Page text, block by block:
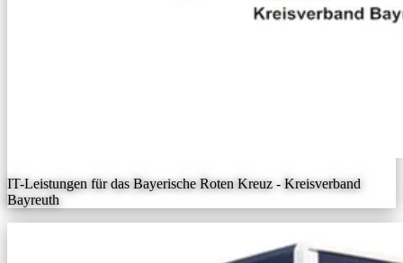
IT-Leistungen für das Bayerische Roten Kreuz - Kreisverband
Bayreuth